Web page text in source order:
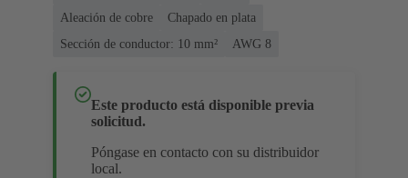
Aleación de cobre
Chapado en plata
Sección de conductor: 10 mm²
AWG 8
Este producto está disponible previa
solicitud.
Póngase en contacto con su distribuidor
local.